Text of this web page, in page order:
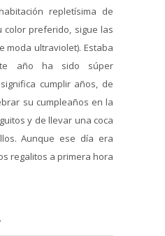
repletísima de
color preferido, sigue las
moda ultraviolet). Estaba
año ha sido súper
cumplir años, de
su cumpleaños en la
y de llevar una coca
Aunque ese día era
regalitos a primera hora